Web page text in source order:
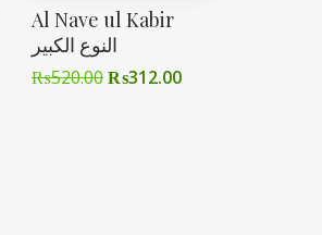
Al Nave ul Kabir
النوع الکبیر
₨520.00₨312.00